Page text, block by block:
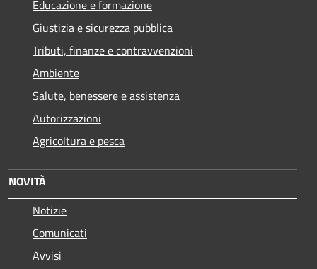
Educazione e formazione
Giustizia e sicurezza pubblica
Tributi, finanze e contravvenzioni
Ambiente
Salute, benessere e assistenza
Autorizzazioni
Agricoltura e pesca
NOVITÀ
Notizie
Comunicati
Avvisi